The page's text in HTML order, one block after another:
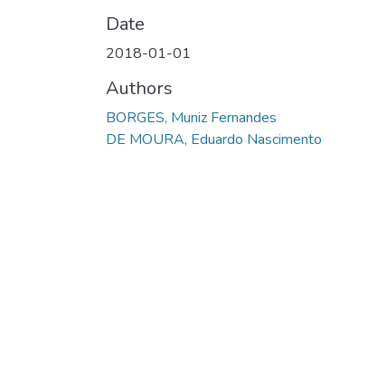
Date
2018-01-01
Authors
BORGES, Muniz Fernandes
DE MOURA, Eduardo Nascimento